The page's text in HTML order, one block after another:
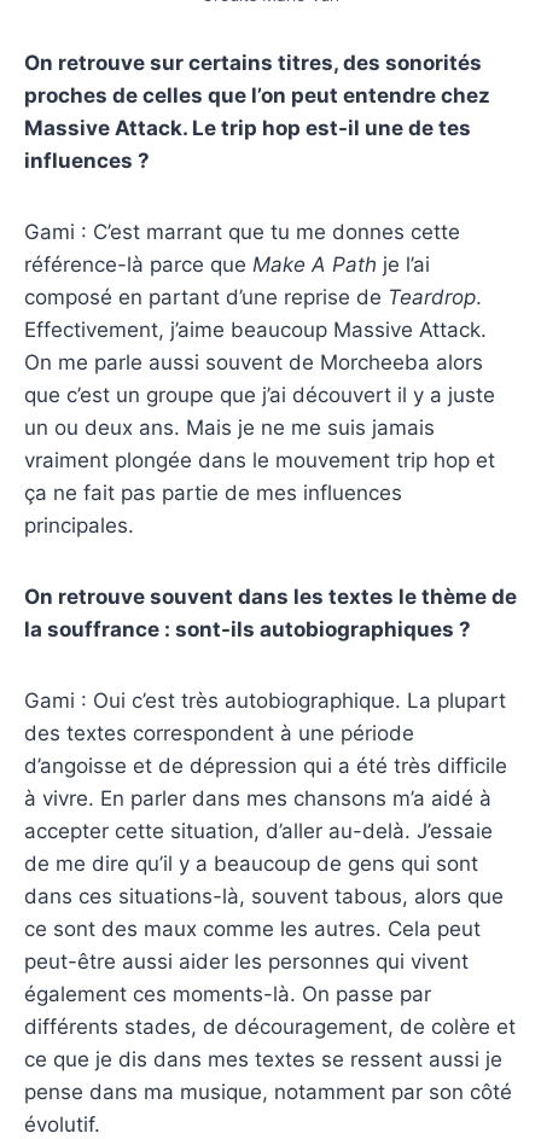
On retrouve sur certains titres, des sonorités
proches de celles que l’on peut entendre chez
Massive Attack. Le trip hop est-il une de tes
influences ?
Gami : C’est marrant que tu me donnes cette
référence-là parce que Make A Path je l’ai
composé en partant d’une reprise de Teardrop.
Effectivement, j’aime beaucoup Massive Attack.
On me parle aussi souvent de Morcheeba alors
que c’est un groupe que j’ai découvert il y a juste
un ou deux ans. Mais je ne me suis jamais
vraiment plongée dans le mouvement trip hop et
ça ne fait pas partie de mes influences
principales.
On retrouve souvent dans les textes le thème de
la souffrance : sont-ils autobiographiques ?
Gami : Oui c’est très autobiographique. La plupart
des textes correspondent à une période
d’angoisse et de dépression qui a été très difficile
à vivre. En parler dans mes chansons m’a aidé à
accepter cette situation, d’aller au-delà. J’essaie
de me dire qu’il y a beaucoup de gens qui sont
dans ces situations-là, souvent tabous, alors que
ce sont des maux comme les autres. Cela peut
peut-être aussi aider les personnes qui vivent
également ces moments-là. On passe par
différents stades, de découragement, de colère et
ce que je dis dans mes textes se ressent aussi je
pense dans ma musique, notamment par son côté
évolutif.